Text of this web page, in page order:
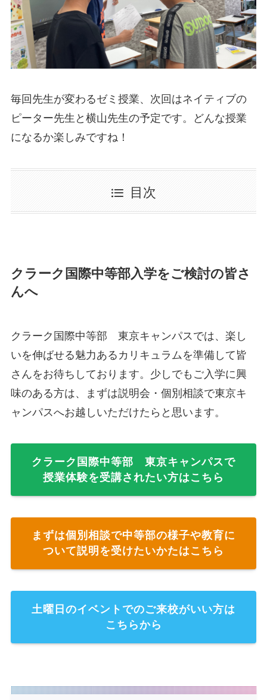
毎回先生が変わるゼミ授業、次回はネイティブの
ピーター先生と横山先生の予定です。どんな授業
になるか楽しみですね！
目次
クラーク国際中等部入学をご検討の皆さ
んへ
クラーク国際中等部 東京キャンパスでは、楽し
いを伸ばせる魅力あるカリキュラムを準備して皆
さんをお待ちしております。少しでもご入学に興
味のある方は、まずは説明会・個別相談で東京キ
ャンパスへお越しいただけたらと思います。
クラーク国際中等部 東京キャンパスで
授業体験を受講されたい方はこちら
まずは個別相談で中等部の様子や教育に
ついて説明を受けたいかたはこちら
土曜日のイベントでのご来校がいい方は
こちらから